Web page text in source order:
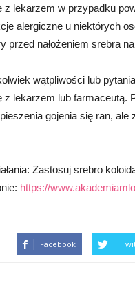
z lekarzem w przypadku
alergiczne u niektórych
przed nałożeniem srebra na
wątpliwości lub
z lekarzem lub farmaceutą.
gojenia się ran,
Zastosuj srebro
https://
Facebook